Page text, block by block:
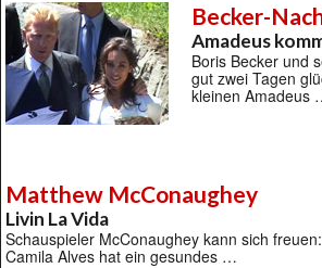
Becker-
Amadeus
Boris Becker und
gut zwei Tagen
kleinen Amadeus
Matthew McConaughey
Livin La Vida
Schauspieler McConaughey kann sich
Camila Alves hat ein gesundes …